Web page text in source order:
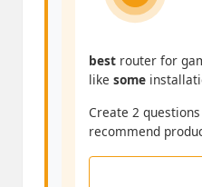
best router for
like some
Create 2
recommend